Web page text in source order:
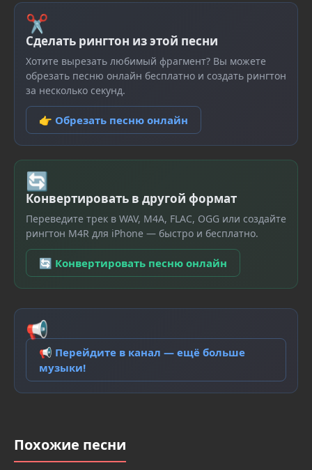
✂
Сделать рингтон из этой песни
Хотите вырезать любимый фрагмент? Вы можете
обрезать песню онлайн бесплатно и создать рингтон
за несколько секунд.
👉 Обрезать песню онлайн
🔄
Конвертировать в другой формат
Переведите трек в WAV, M4A, FLAC, OGG или создайте
рингтон M4R для iPhone — быстро и бесплатно.
🔄 Конвертировать песню онлайн
📢
📢 Перейдите в канал — ещё больше
музыки!
Похожие песни